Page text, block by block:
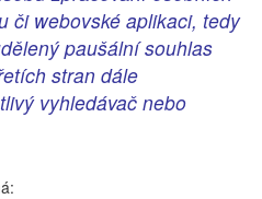
či webovské aplikaci, tedy
paušální souhlas
stran dále
vyhledávač nebo